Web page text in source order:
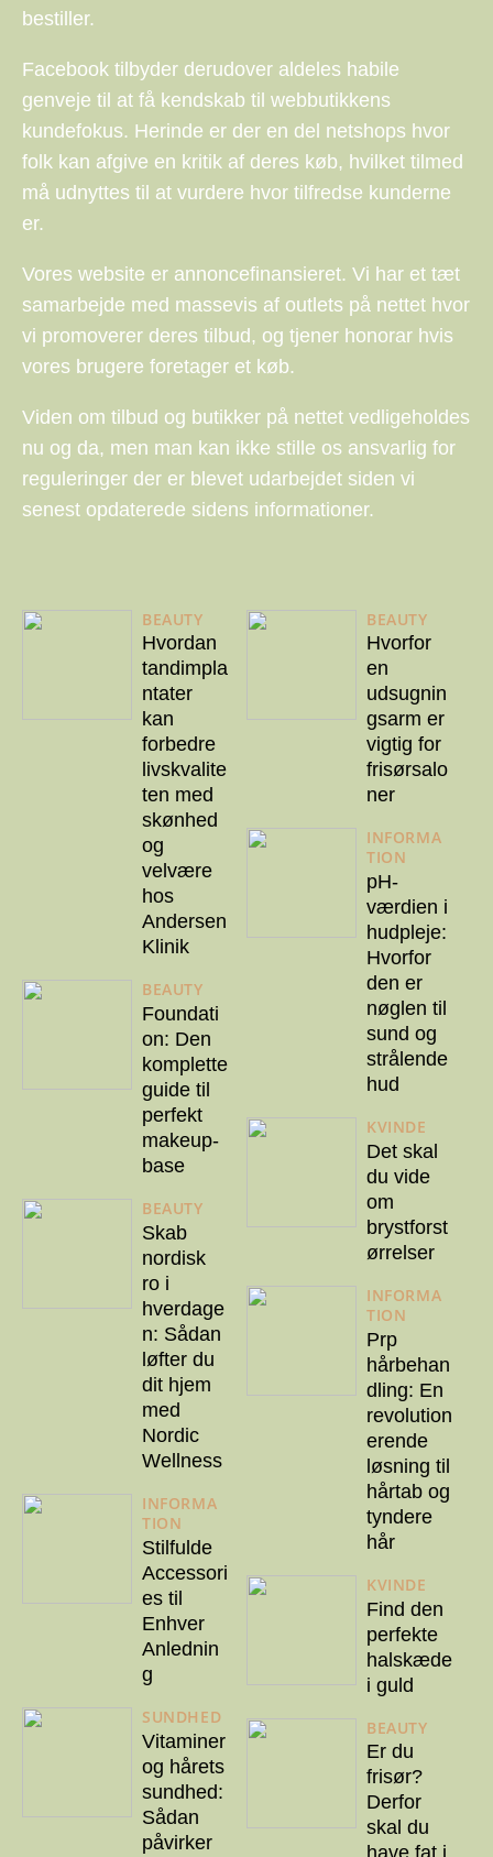
bestiller.
Facebook tilbyder derudover aldeles habile
genveje til at få kendskab til webbutikkens
kundefokus. Herinde er der en del netshops hvor
folk kan afgive en kritik af deres køb, hvilket tilmed
må udnyttes til at vurdere hvor tilfredse kunderne
er.
Vores website er annoncefinansieret. Vi har et tæt
samarbejde med massevis af outlets på nettet hvor
vi promoverer deres tilbud, og tjener honorar hvis
vores brugere foretager et køb.
Viden om tilbud og butikker på nettet vedligeholdes
nu og da, men man kan ikke stille os ansvarlig for
reguleringer der er blevet udarbejdet siden vi
senest opdaterede sidens informationer.
BEAUTY
Hvordan
tandimpla
ntater
kan
forbedre
livskvalite
ten med
skønhed
og
velvære
hos
Andersen
Klinik
BEAUTY
Foundati
on: Den
komplette
guide til
perfekt
makeup-
base
BEAUTY
Skab
nordisk
ro i
hverdage
n: Sådan
løfter du
dit hjem
med
Nordic
Wellness
INFORMA
TION
Stilfulde
Accessori
es til
Enhver
Anlednin
g
SUNDHED
Vitaminer
og hårets
sundhed:
Sådan
påvirker
BEAUTY
Hvorfor
en
udsugnin
gsarm er
vigtig for
frisørsalo
ner
INFORMA
TION
pH-
værdien i
hudpleje:
Hvorfor
den er
nøglen til
sund og
strålende
hud
KVINDE
Det skal
du vide
om
brystforst
ørrelser
INFORMA
TION
Prp
hårbehan
dling: En
revolution
erende
løsning til
hårtab og
tyndere
hår
KVINDE
Find den
perfekte
halskæde
i guld
BEAUTY
Er du
frisør?
Derfor
skal du